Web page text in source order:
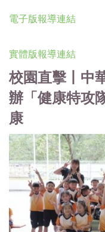
電子版報導連結
實體版報導連結
校園直擊丨中
辦「健康特攻
康